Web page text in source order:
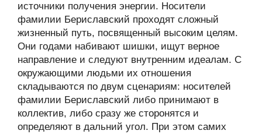
источники получения энергии. Носители
фамилии Бериславский проходят сложный
жизненный путь, посвященный высоким целям.
Они годами набивают шишки, ищут верное
направление и следуют внутренним идеалам. С
окружающими людьми их отношения
складываются по двум сценариям: носителей
фамилии Бериславский либо принимают в
коллектив, либо сразу же сторонятся и
определяют в дальний угол. При этом самих